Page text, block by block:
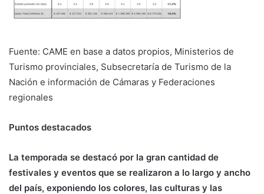
Fuente: CAME en base a datos propios, Ministerios de
Turismo provinciales, Subsecretaría de Turismo de la
Nación e información de Cámaras y Federaciones
regionales
Puntos destacados
La temporada se destacó por la gran cantidad de
festivales y eventos que se realizaron a lo largo y ancho
del país, exponiendo los colores, las culturas y las